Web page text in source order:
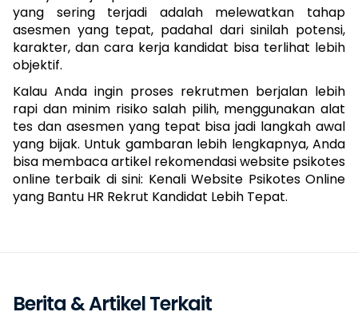
yang sering terjadi adalah melewatkan tahap
asesmen yang tepat, padahal dari sinilah potensi,
karakter, dan cara kerja kandidat bisa terlihat lebih
objektif.
Kalau Anda ingin proses rekrutmen berjalan lebih
rapi dan minim risiko salah pilih, menggunakan alat
tes dan asesmen yang tepat bisa jadi langkah awal
yang bijak. Untuk gambaran lebih lengkapnya, Anda
bisa membaca artikel rekomendasi website psikotes
online terbaik di sini: Kenali Website Psikotes Online
yang Bantu HR Rekrut Kandidat Lebih Tepat.
Berita & Artikel Terkait